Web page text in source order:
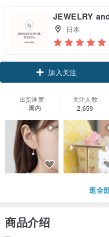
JEWELRY
日本
加入关注
出货速度
一周内
关注人数
2,659
逛全
商品介绍